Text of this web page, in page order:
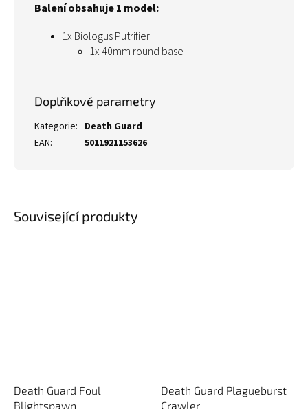
Související produkty
Death Guard Foul
Blightspawn
Death Guard Plagueburst
Crawler
Balení obsahuje 1 model:
1x Biologus Putrifier
1x 40mm round base
Doplňkové parametry
Kategorie: Death Guard
EAN: 5011921153626